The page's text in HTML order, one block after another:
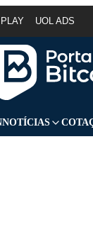
UOL ADS
NOTÍCIAS